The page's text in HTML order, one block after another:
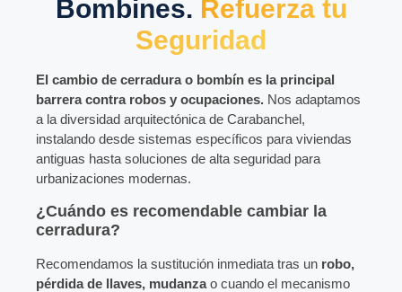
Bombines. Refuerza tu
Seguridad
El cambio de cerradura o bombín es la principal
barrera contra robos y ocupaciones. Nos adaptamos
a la diversidad arquitectónica de Carabanchel,
instalando desde sistemas específicos para viviendas
antiguas hasta soluciones de alta seguridad para
urbanizaciones modernas.
¿Cuándo es recomendable cambiar la
cerradura?
Recomendamos la sustitución inmediata tras un robo,
pérdida de llaves, mudanzao cuando el mecanismo